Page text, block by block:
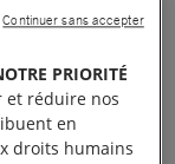
droits
PRIORITÉ
et réduire nos
en
droits humains
Continuer sans accepter